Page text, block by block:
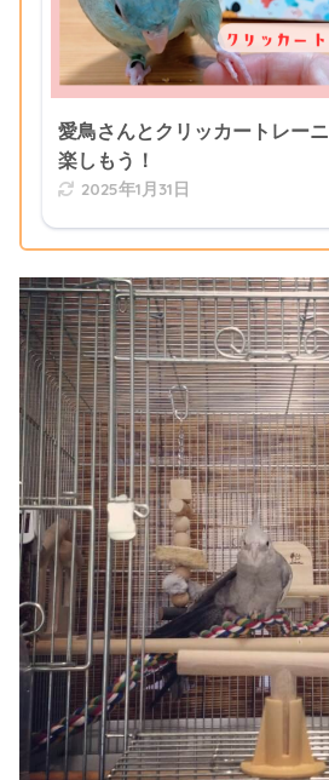
愛鳥さんとクリッカートレー
楽しもう！
2025年1月31日